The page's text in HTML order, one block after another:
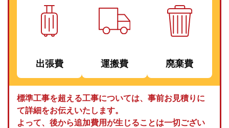
出張費 運搬費 廃棄費
標準工事を超える工事については、事前お見積りに
て詳細をお伝えいたします。
よって、後から追加費用が生じることは一切ござい